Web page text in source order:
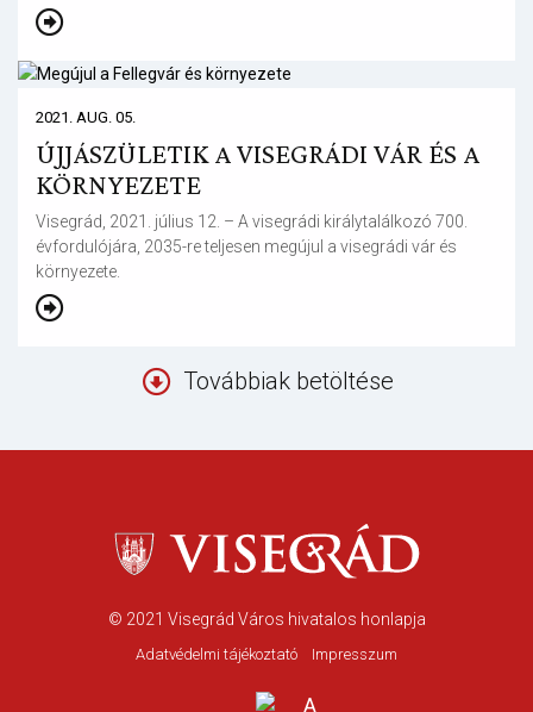
2021. AUG. 05.
ÚJJÁSZÜLETIK A VISEGRÁDI VÁR ÉS A
KÖRNYEZETE
Visegrád, 2021. július 12. – A visegrádi királytalálkozó 700.
évfordulójára, 2035-re teljesen megújul a visegrádi vár és
környezete.
Továbbiak betöltése
© 2021 Visegrád Város hivatalos honlapja
Adatvédelmi tájékoztató Impresszum